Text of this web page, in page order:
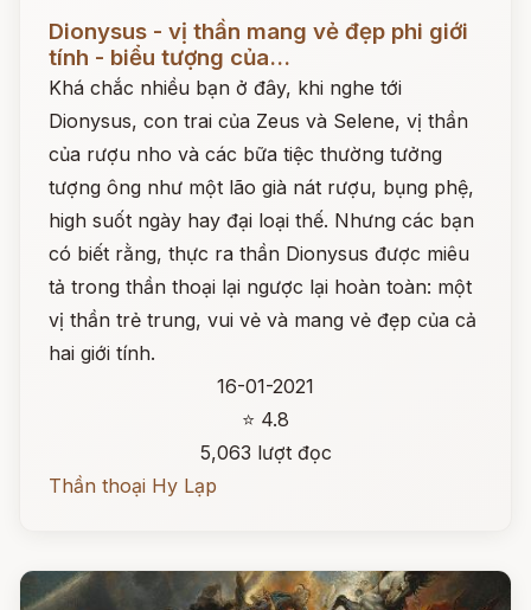
Dionysus - vị thần mang vẻ đẹp phi giới
tính - biểu tượng của...
Khá chắc nhiều bạn ở đây, khi nghe tới
Dionysus, con trai của Zeus và Selene, vị thần
của rượu nho và các bữa tiệc thường tưởng
tượng ông như một lão già nát rượu, bụng phệ,
high suốt ngày hay đại loại thế. Nhưng các bạn
có biết rằng, thực ra thần Dionysus được miêu
tả trong thần thoại lại ngược lại hoàn toàn: một
vị thần trẻ trung, vui vẻ và mang vẻ đẹp của cả
hai giới tính.
16-01-2021
⭐ 4.8
5,063 lượt đọc
Thần thoại Hy Lạp